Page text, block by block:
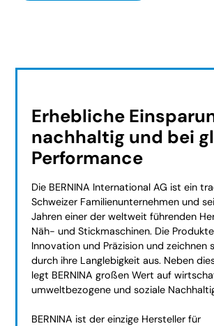
Erhebliche
nachhaltig und bei
Performance
Die BERNINA International AG ist ein
Schweizer Familienunternehmen und
Jahren einer der weltweit führenden
Näh- und Stickmaschinen. Die
Innovation und Präzision und zeichnen
durch ihre Langlebigkeit aus. Neben
legt BERNINA großen Wert auf
umweltbezogene und soziale
BERNINA ist der einzige Hersteller für